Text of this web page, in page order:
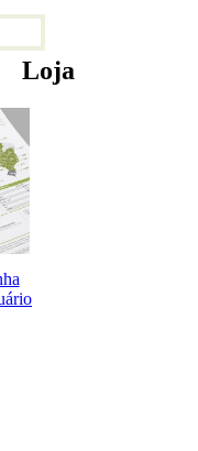
Loja